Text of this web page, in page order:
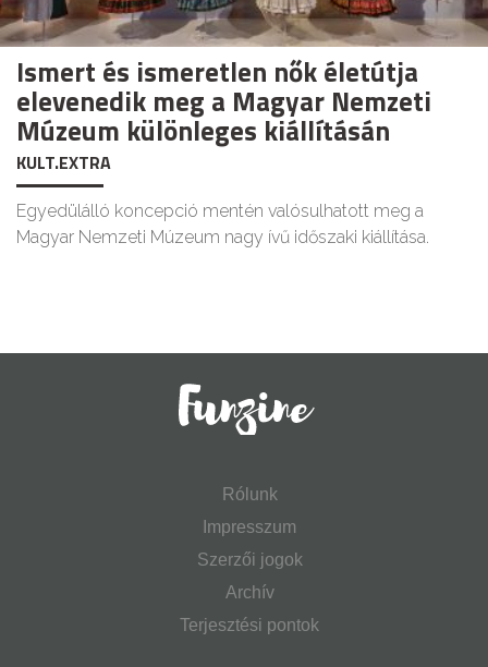
Ismert és ismeretlen nők életútja
elevenedik meg a Magyar Nemzeti
Múzeum különleges kiállításán
KULT.EXTRA
Egyedülálló koncepció mentén valósulhatott meg a
Magyar Nemzeti Múzeum nagy ívű időszaki kiállítása.
Rólunk
Impresszum
Szerzői jogok
Archív
Terjesztési pontok